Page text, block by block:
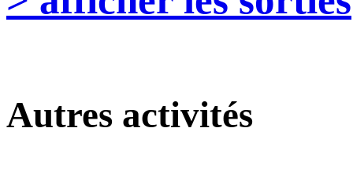
Autres activités